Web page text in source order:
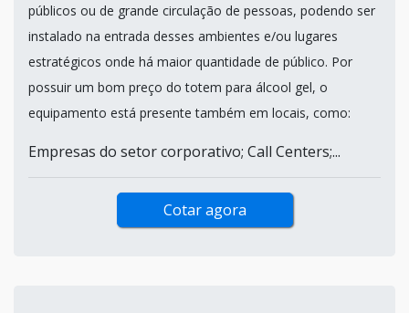
públicos ou de grande circulação de pessoas, podendo ser
instalado na entrada desses ambientes e/ou lugares
estratégicos onde há maior quantidade de público. Por
possuir um bom preço do totem para álcool gel, o
equipamento está presente também em locais, como:
Empresas do setor corporativo; Call Centers;...
Cotar agora